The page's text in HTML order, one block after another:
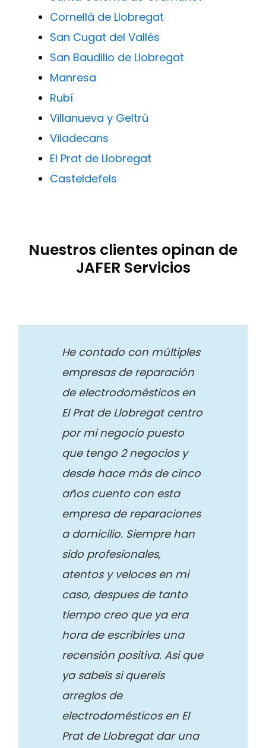
Cornellá de Llobregat
San Cugat del Vallés
San Baudilio de Llobregat
Manresa
Rubí
Villanueva y Geltrú
Viladecans
El Prat de Llobregat
Casteldefels
Nuestros clientes opinan de
JAFER Servicios
He contado con múltiples
empresas de reparación
de electrodomésticos en
El Prat de Llobregat centro
por mi negocio puesto
que tengo 2 negocios y
desde hace más de cinco
años cuento con esta
empresa de reparaciones
a domicilio. Siempre han
sido profesionales,
atentos y veloces en mi
caso, despues de tanto
tiempo creo que ya era
hora de escribirles una
recensión positiva. Asi que
ya sabeís si quereís
arreglos de
electrodomésticos en El
Prat de Llobregat dar una